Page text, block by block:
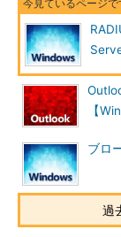
ビス］を選んで
ワーク サービス
ット認証サービ
クリックする。
と、IASサービス
【
ブロ
過